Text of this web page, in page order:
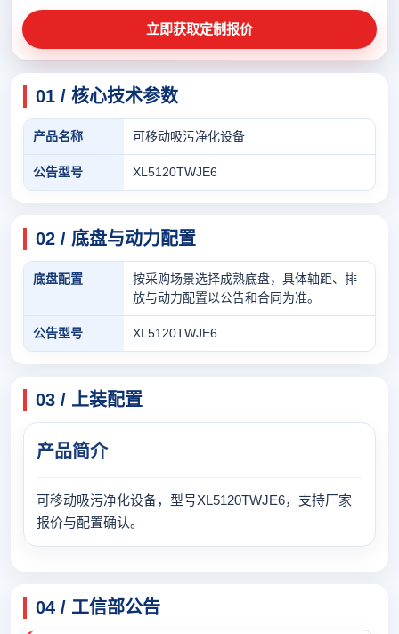
立即获取定制报价
01 / 核心技术参数
产品名称 可移动吸污净化设备
公告型号 XL5120TWJE6
02 / 底盘与动力配置
底盘配置
按采购场景选择成熟底盘，具体轴距、排
放与动力配置以公告和合同为准。
公告型号 XL5120TWJE6
03 / 上装配置
产品简介
可移动吸污净化设备，型号XL5120TWJE6，支持厂家
报价与配置确认。
04 / 工信部公告